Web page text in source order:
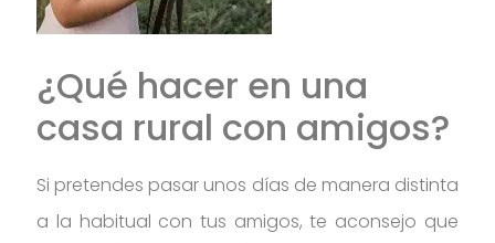
¿Qué hacer en una
casa rural con amigos?
Si pretendes pasar unos días de manera distinta
a la habitual con tus amigos, te aconsejo que